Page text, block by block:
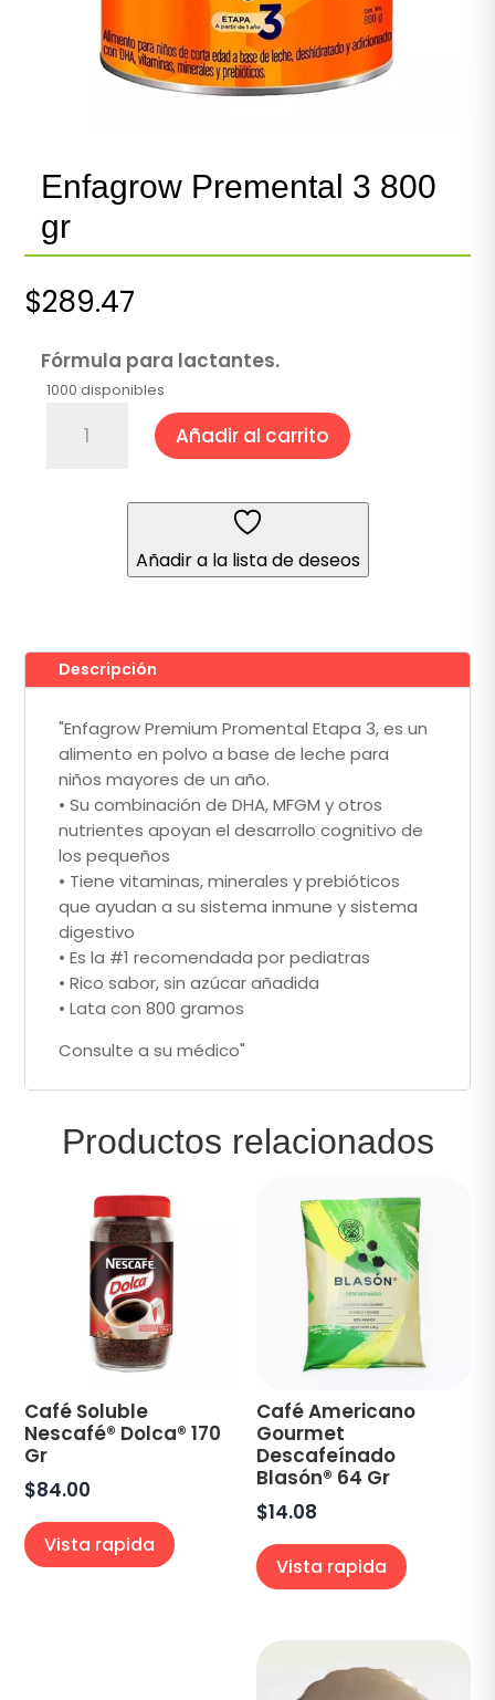
Enfagrow Premental 3 800
gr
$289.47
Fórmula para lactantes.
1000 disponibles
Premental
Añadir al carrito
Añadir a la lista de deseos
Descripción
"Enfagrow Premium Promental Etapa 3, es un
alimento en polvo a base de leche para
niños mayores de un año.
• Su combinación de DHA, MFGM y otros
nutrientes apoyan el desarrollo cognitivo de
los pequeños
• Tiene vitaminas, minerales y prebióticos
que ayudan a su sistema inmune y sistema
digestivo
• Es la #1 recomendada por pediatras
• Rico sabor, sin azúcar añadida
• Lata con 800 gramos
Consulte a su médico"
Productos relacionados
Café Soluble
Nescafé® Dolca® 170
Gr
$84.00
Vista rapida
Café Americano
Gourmet
Descafeínado
Blasón® 64 Gr
$14.08
Vista rapida